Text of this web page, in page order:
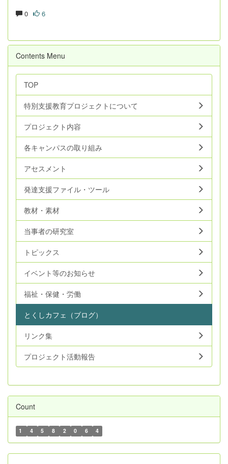
0 6
Contents Menu
TOP
特別支援教育プロジェクトについて
プロジェクト内容
各キャンパスの取り組み
アセスメント
発達支援ファイル・ツール
教材・素材
当事者の研究室
トピックス
イベント等のお知らせ
福祉・保健・労働
とくしカフェ（ブログ）
リンク集
プロジェクト活動報告
Count
1 4 5 8 2 0 6 4